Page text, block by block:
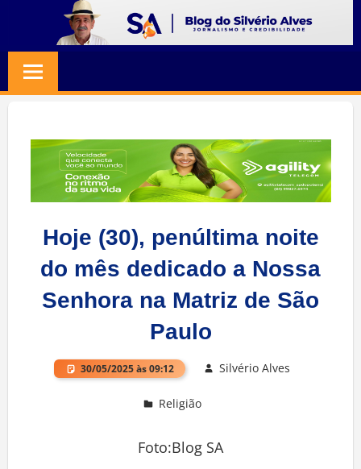
content
SILVERIO
ALVES
Jornalismo
Credibilidade
Hoje (30), penúltima noite
do mês dedicado a Nossa
Senhora na Matriz de São
Paulo
30/05/2025 às 09:12 Silvério Alves
Religião
Foto:Blog SA